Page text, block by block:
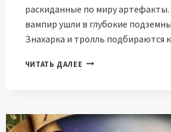
раскиданные по миру артефакты.
вампир ушли в глубокие
Знахарка и тролль подбираются
ЧИТАТЬ ДАЛЕЕ ПЯТЬ
ШУМСКАЯ)